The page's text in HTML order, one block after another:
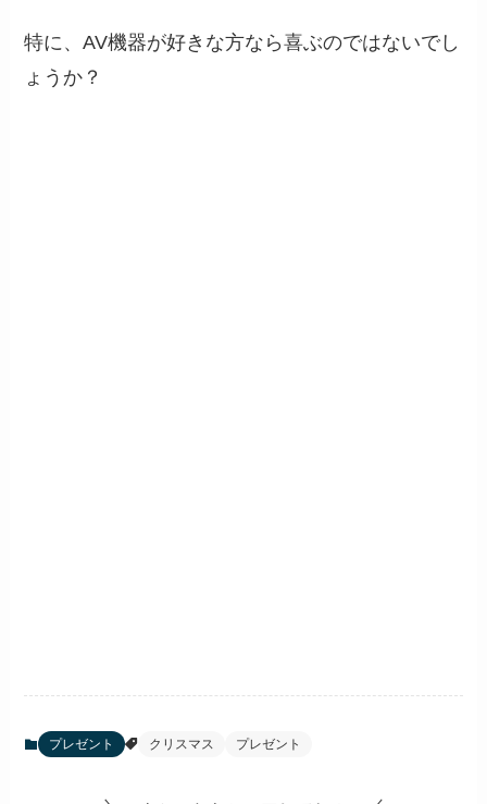
特に、AV機器が好きな方なら喜ぶのではないでし
ょうか？
プレゼント クリスマス プレゼント